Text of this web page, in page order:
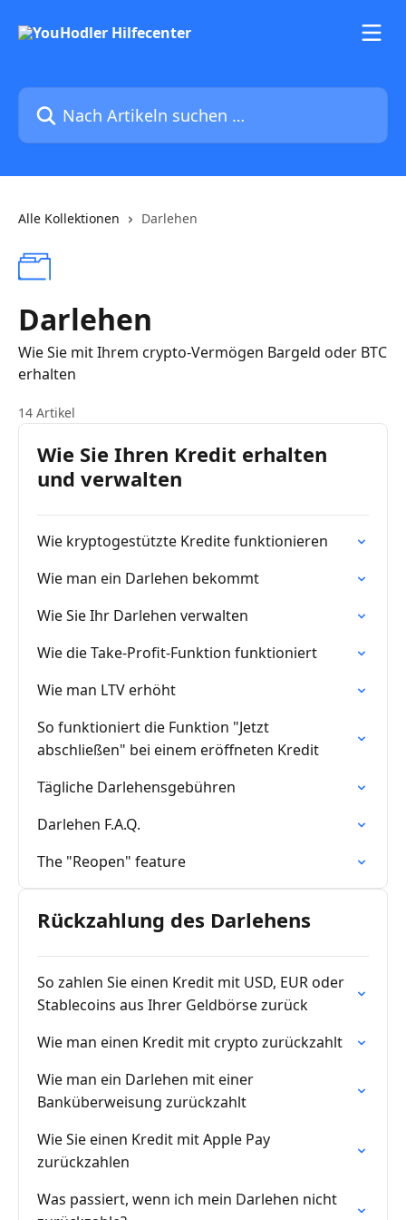
Nach Artikeln suchen …
Alle Kollektionen Darlehen
Darlehen
Wie Sie mit Ihrem crypto-Vermögen Bargeld oder BTC
erhalten
14 Artikel
Wie Sie Ihren Kredit erhalten
und verwalten
Wie kryptogestützte Kredite funktionieren
Wie man ein Darlehen bekommt
Wie Sie Ihr Darlehen verwalten
Wie die Take-Profit-Funktion funktioniert
Wie man LTV erhöht
So funktioniert die Funktion "Jetzt
abschließen" bei einem eröffneten Kredit
Tägliche Darlehensgebühren
Darlehen F.A.Q.
The "Reopen" feature
Rückzahlung des Darlehens
So zahlen Sie einen Kredit mit USD, EUR oder
Stablecoins aus Ihrer Geldbörse zurück
Wie man einen Kredit mit crypto zurückzahlt
Wie man ein Darlehen mit einer
Banküberweisung zurückzahlt
Wie Sie einen Kredit mit Apple Pay
zurückzahlen
Was passiert, wenn ich mein Darlehen nicht